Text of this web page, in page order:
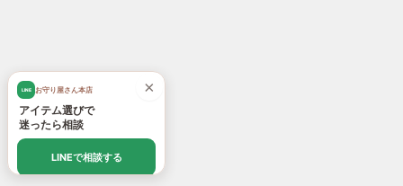
×
LINE お守り屋さん本店
アイテム選びで
迷ったら相談
LINEで相談する